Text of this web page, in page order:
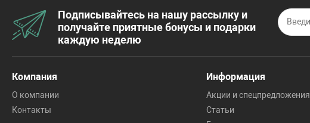
Подписывайтесь на нашу рассылку и
получайте приятные бонусы и подарки
каждую неделю
Компания
О компании
Контакты
Информация
Акции и спецпредложения
Статьи